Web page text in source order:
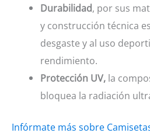
Durabilidad, por sus
y construcción técnica
desgaste y al uso
rendimiento.
Protección UV, la
bloquea la radiación
Infórmate más sobre